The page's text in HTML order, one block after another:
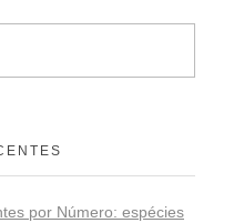
por Número: espécies